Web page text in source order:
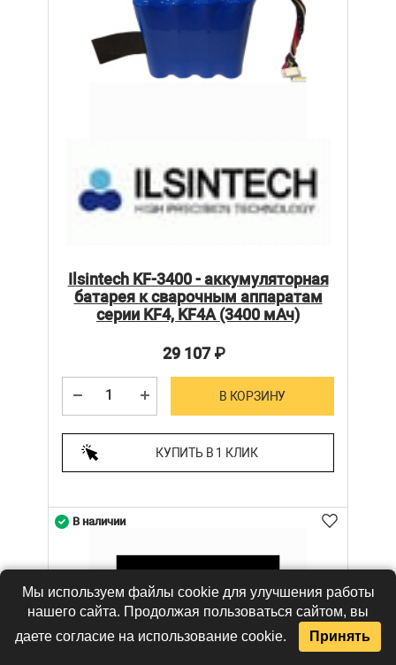
Ilsintech KF-3400 - аккумуляторная
батарея к сварочным аппаратам
серии KF4, KF4A (3400 мАч)
29 107₽
В КОРЗИНУ
КУПИТЬ В 1 КЛИК
В наличии
Мы используем файлы cookie для улучшения работы
нашего сайта. Продолжая пользоваться сайтом, вы
даете согласие на использование cookie.
Принять